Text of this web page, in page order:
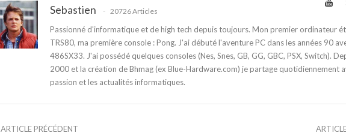
Sebastien 20726 Articles
Passionné d'informatique et de high tech depuis toujours. Mon premier ordinateur
TRS80, ma première console : Pong. J'ai débuté l'aventure PC dans les années 90
486SX33. J'ai possédé quelques consoles (Nes, Snes, GB, GG, GBC, PSX, Switch).
2000 et la création de Bhmag (ex Blue-Hardware.com) je partage quotidiennement
passion et les actualités informatiques.
ARTICLE PRÉCÉDENT